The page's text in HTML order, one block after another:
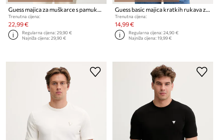
Guess majica za muškarce s pamukom
Trenutna cijena:
22,99 €
Regularna cijena:29,90 €
Najniža cijena:29,90 €
Guess basic majica kratkih rukava za muškarce s pamukom JOE
Trenutna cijena:
14,99 €
Regularna cijena:24,90 €
Najniža cijena:19,99 €